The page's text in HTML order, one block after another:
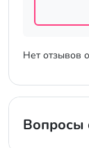
Нет отзывов
Вопросы